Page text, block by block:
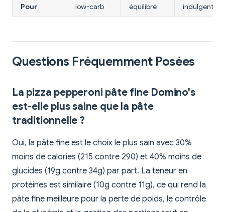
Pour
low-carb
équilibré
indulgent
Questions Fréquemment Posées
La pizza pepperoni pâte fine Domino's
est-elle plus saine que la pâte
traditionnelle ?
Oui, la pâte fine est le choix le plus sain avec 30%
moins de calories (215 contre 290) et 40% moins de
glucides (19g contre 34g) par part. La teneur en
protéines est similaire (10g contre 11g), ce qui rend la
pâte fine meilleure pour la perte de poids, le contrôle